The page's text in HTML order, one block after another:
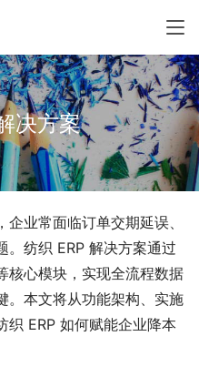
决方案
业常面临订单交期延误、
。纺织 ERP 解决方案通过
核心模块，实现全流程数据
。本文将从功能架构、实施
织 ERP 如何赋能企业降本